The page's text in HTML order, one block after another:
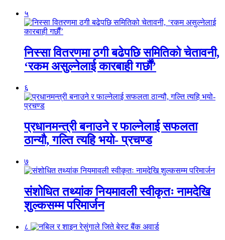
५
निस्सा वितरणमा ठगी बढेपछि समितिको चेतावनी,
‘रकम असुल्नेलाई कारबाही गर्छाैं’
६
प्रधानमन्त्री बनाउने र फाल्नेलाई सफलता
ठान्यौ, गल्ति त्यहि भयो- प्रचण्ड
७
संशोधित तथ्यांक नियमावली स्वीकृतः नामदेखि
शुल्कसम्म परिमार्जन
८